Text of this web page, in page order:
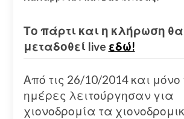
Το πάρτι και η κλήρωση θα
μεταδοθεί live εδώ!
Από τις 26/10/2014 και μόνο
ημέρες λειτούργησαν για
χιονοδρομία τα